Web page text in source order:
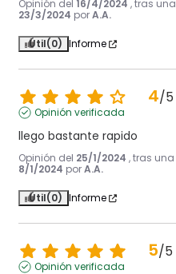
Opinión del 16/4/2024 , tras
23/3/2024 porA.A.
Útil(0) Informe
4/5
Opinión verificada
llego bastante rapido
Opinión del 25/1/2024 , tras
8/1/2024 porA.A.
Útil(0) Informe
5/5
Opinión verificada